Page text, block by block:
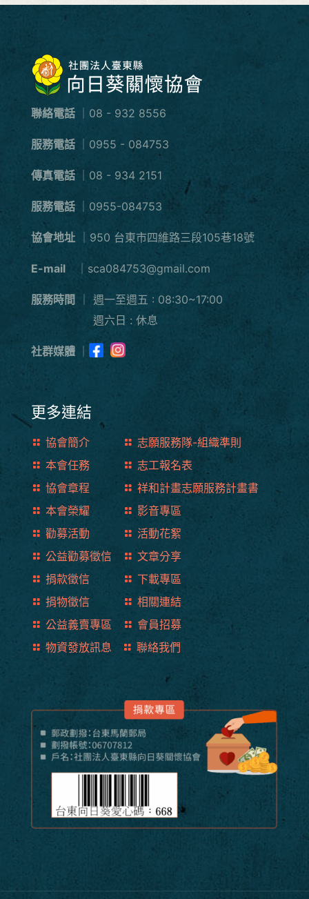
聯絡電話 ｜08 - 932 8556
服務電話 ｜0955 - 084753
傳真電話 ｜08 - 934 2151
服務電話 ｜0955-084753
協會地址 ｜950 台東市四維路三段105巷18號
E-mail ｜sca084753@gmail.com
服務時間
週一至週五 : 08:30~17:00
週六日 : 休息
社群媒體
更多連結
協會簡介
志願服務隊-組織準則
本會任務
志工報名表
協會章程
祥和計畫志願服務計畫書
本會榮耀
影音專區
勸募活動
活動花絮
公益勸募徵信
文章分享
捐款徵信
下載專區
捐物徵信
相關連結
公益義賣專區
會員招募
物資發放訊息
聯絡我們